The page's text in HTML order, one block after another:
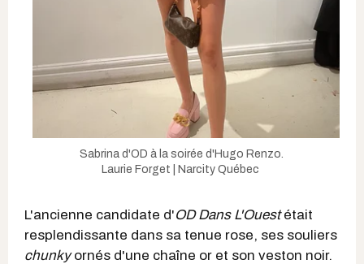
Sabrina d'OD à la soirée d'Hugo Renzo.
Laurie Forget | Narcity Québec
L'ancienne candidate d'OD Dans L'Ouestétait
resplendissante dans sa tenue rose, ses souliers
chunkyornés d'une chaîne or et son veston noir.